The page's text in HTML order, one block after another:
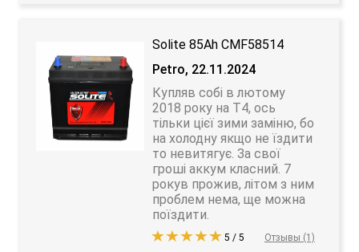
Solite 85Ah CMF58514
Petro, 22.11.2024
Купляв собі в лютому
2018 року на Т4, ось
тільки цієї зими заміню, бо
на холодну якщо не їздити
то невитягує. За свої
гроші аккум класний. 7
рокув прожив, літом з ним
проблем нема, ще можна
поїздити.
5 / 5 Отзывы (1)